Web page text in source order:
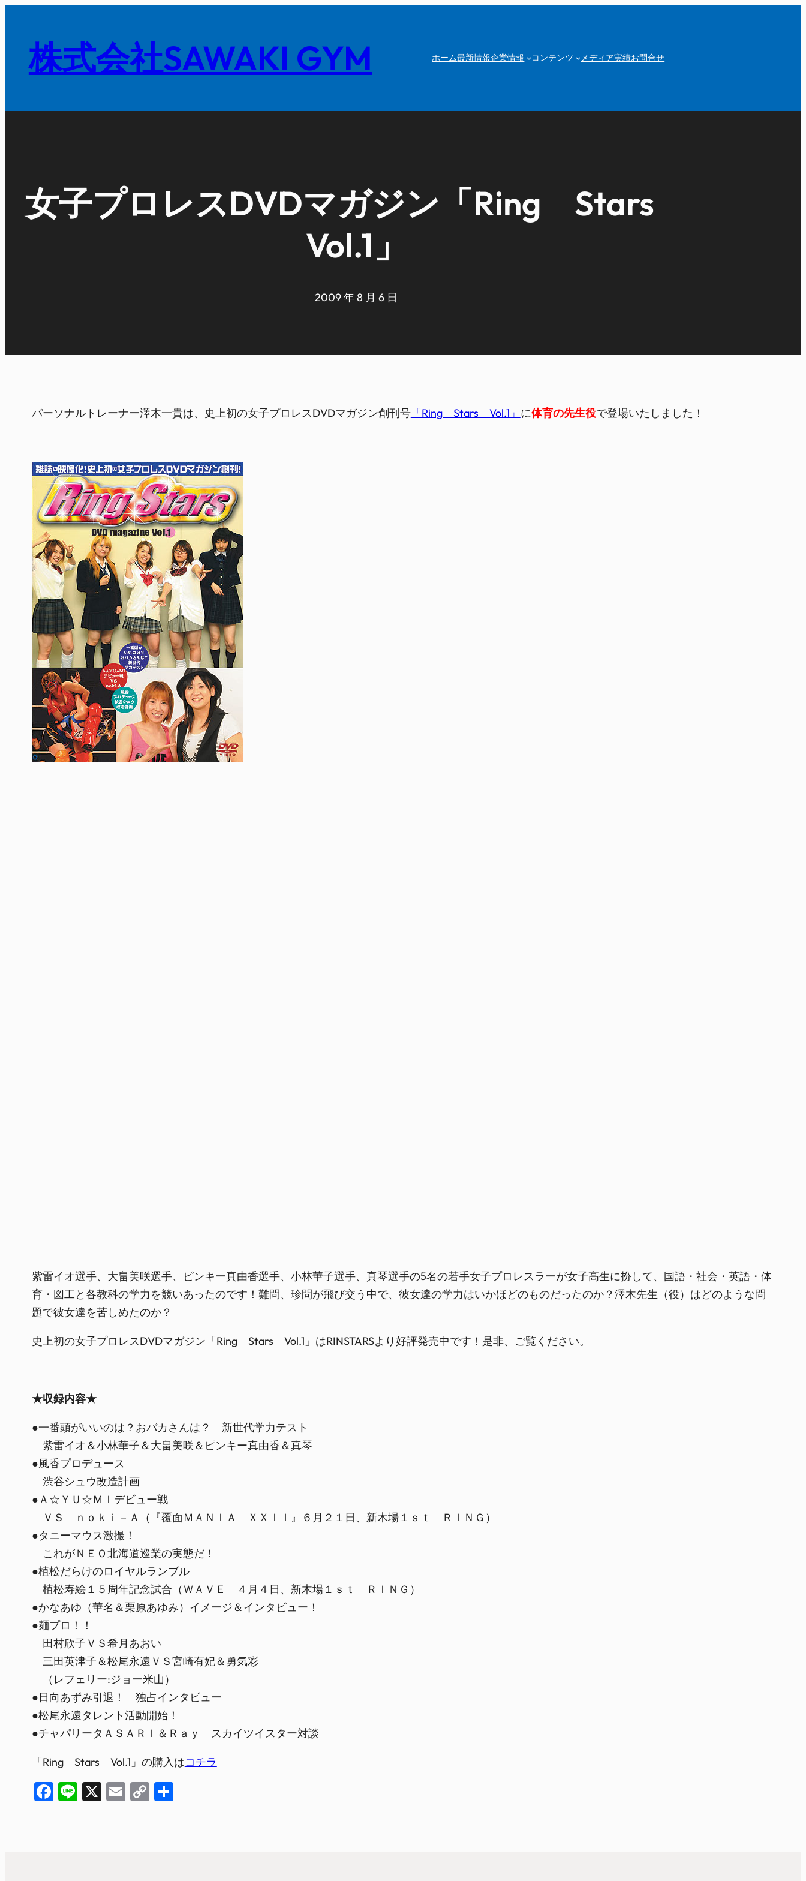
株式会社SAWAKI GYM ホーム最新情報企業情報 コンテンツ メディア実績お問合せ
女子プロレスDVDマガジン「Ring Stars
Vol.1」
2009 年 8 月 6 日
パーソナルトレーナー澤木一貴は、史上初の女子プロレスDVDマガジン創刊号「Ring Stars Vol.1」 に体育の先生役で登場いたしました！
紫雷イオ選手、大畠美咲選手、ピンキー真由香選手、小林華子選手、真琴選手の5名の若手女子プロレスラーが女子高生に扮して、国語・社会・英語・体
育・図工と各教科の学力を競いあったのです！難問、珍問が飛び交う中で、彼女達の学力はいかほどのものだったのか？澤木先生（役）はどのような問
題で彼女達を苦しめたのか？
史上初の女子プロレスDVDマガジン「Ring Stars Vol.1」はRINSTARSより好評発売中です！是非、ご覧ください。
★収録内容★
●一番頭がいいのは？おバカさんは？ 新世代学力テスト
紫雷イオ＆小林華子＆大畠美咲＆ピンキー真由香＆真琴
●風香プロデュース
渋谷シュウ改造計画
●Ａ☆ＹＵ☆ＭＩデビュー戦
ＶＳ ｎｏｋｉ－Ａ（『覆面ＭＡＮＩＡ ＸＸＩＩ』６月２１日、新木場１ｓｔ ＲＩＮＧ）
●タニーマウス激撮！
これがＮＥＯ北海道巡業の実態だ！
●植松だらけのロイヤルランブル
植松寿絵１５周年記念試合（ＷＡＶＥ ４月４日、新木場１ｓｔ ＲＩＮＧ）
●かなあゆ（華名＆栗原あゆみ）イメージ＆インタビュー！
●麺プロ！！
田村欣子ＶＳ希月あおい
三田英津子＆松尾永遠ＶＳ宮崎有妃＆勇気彩
（レフェリー:ジョー米山）
●日向あずみ引退！ 独占インタビュー
●松尾永遠タレント活動開始！
●チャパリータＡＳＡＲＩ＆Ｒａｙ スカイツイスター対談
「Ring Stars Vol.1」の購入はコチラ
Facebook
Line
X Email
Copy
共